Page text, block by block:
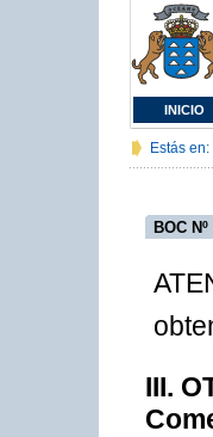
INICIO
Estás en:
BOC
III.